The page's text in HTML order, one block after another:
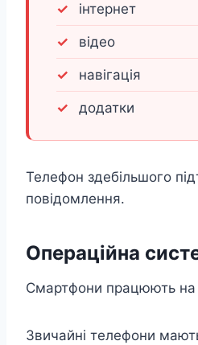
інтернет
відео
навігація
додатки
Телефон здебільшого
повідомлення.
Операційна
Смартфони працюють на
Звичайні телефони